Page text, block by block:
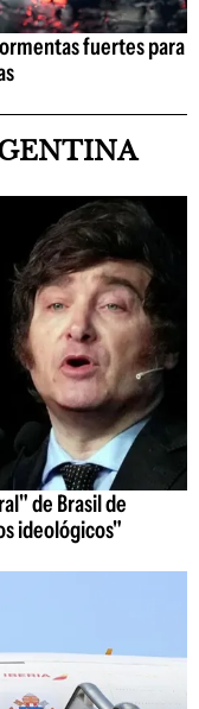
fuertes para
de Brasil de
ideológicos"